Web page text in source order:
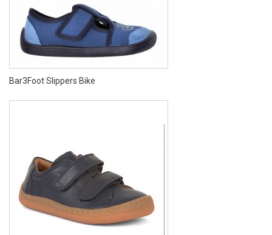
Bar3Foot Slippers Bike